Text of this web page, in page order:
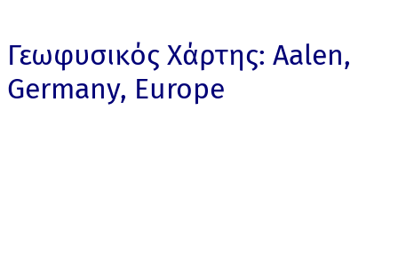
Γεωφυσικός Χάρτης: Aalen,
Germany, Europe